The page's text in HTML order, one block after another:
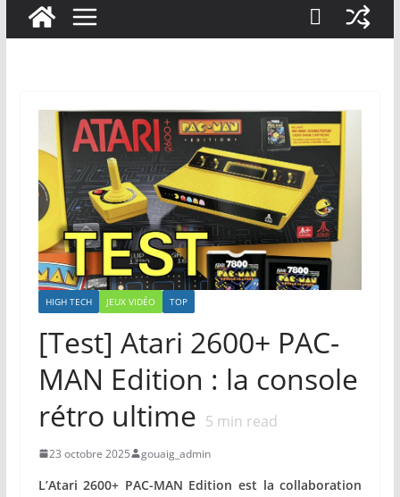
HIGH TECH JEUX VIDÉO TOP
[Test] Atari 2600+ PAC-
MAN Edition : la console
rétro ultime 5 min read
23 octobre 2025 gouaig_admin
L’Atari 2600+ PAC-MAN Edition est la collaboration